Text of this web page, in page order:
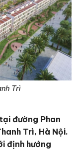
Trì
đường Phan
Trì, Hà Nội.
định hướng